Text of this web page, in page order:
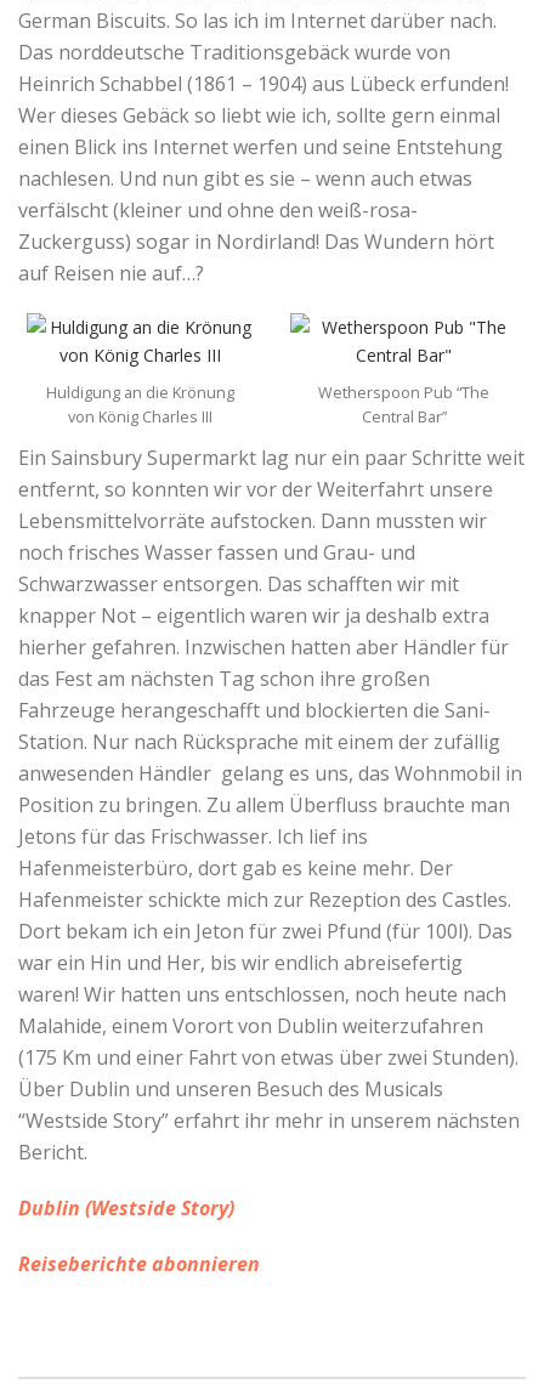
German Biscuits. So las ich im Internet darüber nach.
Das norddeutsche Traditionsgebäck wurde von
Heinrich Schabbel (1861 – 1904) aus Lübeck erfunden!
Wer dieses Gebäck so liebt wie ich, sollte gern einmal
einen Blick ins Internet werfen und seine Entstehung
nachlesen. Und nun gibt es sie – wenn auch etwas
verfälscht (kleiner und ohne den weiß-rosa-
Zuckerguss) sogar in Nordirland! Das Wundern hört
auf Reisen nie auf…?
Wetherspoon Pub “The
Central Bar”
Huldigung an die Krönung
von König Charles III
Ein Sainsbury Supermarkt lag nur ein paar Schritte weit
entfernt, so konnten wir vor der Weiterfahrt unsere
Lebensmittelvorräte aufstocken. Dann mussten wir
noch frisches Wasser fassen und Grau- und
Schwarzwasser entsorgen. Das schafften wir mit
knapper Not – eigentlich waren wir ja deshalb extra
hierher gefahren. Inzwischen hatten aber Händler für
das Fest am nächsten Tag schon ihre großen
Fahrzeuge herangeschafft und blockierten die Sani-
Station. Nur nach Rücksprache mit einem der zufällig
anwesenden Händler gelang es uns, das Wohnmobil in
Position zu bringen. Zu allem Überfluss brauchte man
Jetons für das Frischwasser. Ich lief ins
Hafenmeisterbüro, dort gab es keine mehr. Der
Hafenmeister schickte mich zur Rezeption des Castles.
Dort bekam ich ein Jeton für zwei Pfund (für 100l). Das
war ein Hin und Her, bis wir endlich abreisefertig
waren! Wir hatten uns entschlossen, noch heute nach
Malahide, einem Vorort von Dublin weiterzufahren
(175 Km und einer Fahrt von etwas über zwei Stunden).
Über Dublin und unseren Besuch des Musicals
“Westside Story” erfahrt ihr mehr in unserem nächsten
Bericht.
Dublin (Westside Story)
Reiseberichte abonnieren